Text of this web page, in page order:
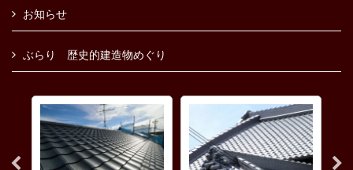
お知らせ
ぶらり 歴史的建造物めぐり